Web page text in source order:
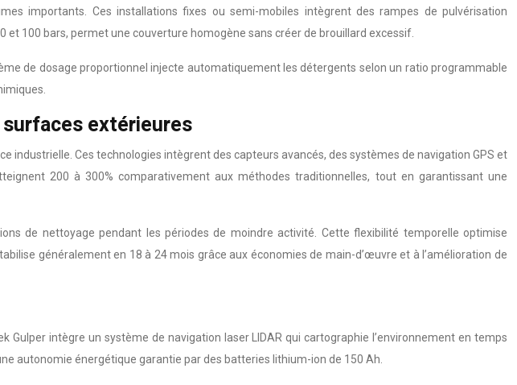
importants. Ces installations fixes ou semi-mobiles intègrent des rampes de pulvérisation
100 bars, permet une couverture homogène sans créer de brouillard excessif.
de dosage proportionnel injecte automatiquement les détergents selon un ratio programmable
extérieures
industrielle. Ces technologies intègrent des capteurs avancés, des systèmes de navigation GPS et
200 à 300% comparativement aux méthodes traditionnelles, tout en garantissant une
de nettoyage pendant les périodes de moindre activité. Cette flexibilité temporelle optimise
généralement en 18 à 24 mois grâce aux économies de main-d’œuvre et à l’amélioration de
intègre un système de navigation laser LIDAR qui cartographie l’environnement en temps
autonomie énergétique garantie par des batteries lithium-ion de 150 Ah.